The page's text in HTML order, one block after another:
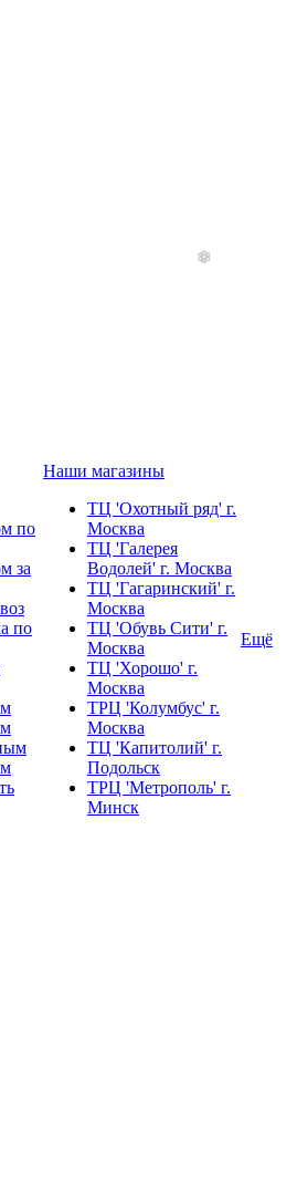
по
за
по
Наши магазины
ТЦ 'Охотный ряд' г.
Москва
ТЦ 'Галерея
Водолей' г. Москва
ТЦ 'Гагаринский' г.
Москва
ТЦ 'Обувь Сити' г.
Москва
ТЦ 'Хорошо' г.
Москва
ТРЦ 'Колумбус' г.
Москва
ТЦ 'Капитолий' г.
Подольск
ТРЦ 'Метрополь' г.
Минск
Ещё
❄